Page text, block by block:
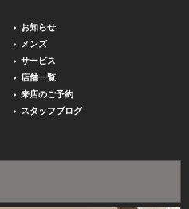
お知らせ
メンズ
サービス
店舗一覧
来店のご予約
スタッフブログ